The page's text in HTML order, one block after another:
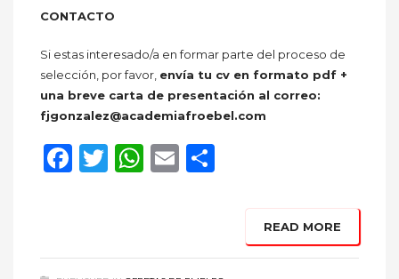
CONTACTO
Si estas interesado/a en formar parte del proceso de
selección, por favor, envía tu cv en formato pdf +
una breve carta de presentación al correo:
fjgonzalez@academiafroebel.com
Facebook
Twitter
WhatsApp
Email
READ MORE